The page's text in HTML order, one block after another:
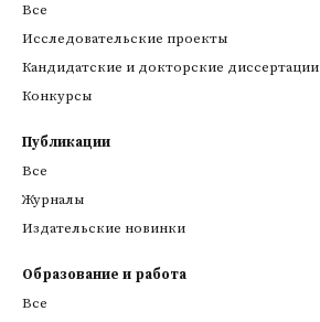
Все
Исследовательские проекты
Кандидатские и докторские диссертации
Конкурсы
Публикации
Все
Журналы
Издательские новинки
Образование и работа
Все